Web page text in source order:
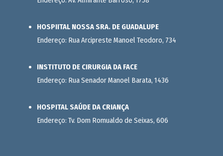
HOSPIITAL NOSSA SRA. DE GUADALUPE
Endereço: Rua Arcipreste Manoel Teodoro, 734
INSTITUTO DE CIRURGIA DA FACE
Endereço: Rua Senador Manoel Barata, 1436
HOSPITAL SAÚDE DA CRIANÇA
Endereço: Tv. Dom Romualdo de Seixas, 606